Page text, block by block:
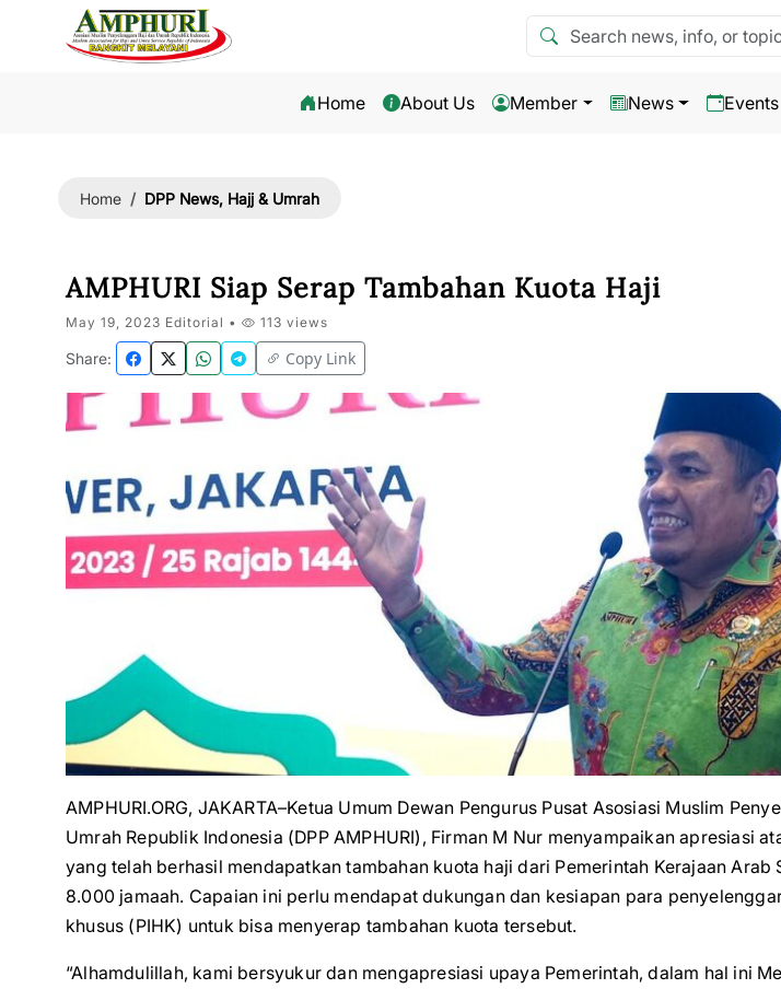
Search news
Home About Us Member News Events
Home DPP News, Hajj & Umrah
AMPHURI Siap Serap Tambahan Kuota Haji
May 19, 2023 Editorial • 113 views
Share: Copy Link
AMPHURI.ORG, JAKARTA–Ketua Umum Dewan Pengurus Pusat Asosiasi Muslim
Umrah Republik Indonesia (DPP AMPHURI), Firman M Nur menyampaikan apresiasi
yang telah berhasil mendapatkan tambahan kuota haji dari Pemerintah Kerajaan Arab
8.000 jamaah. Capaian ini perlu mendapat dukungan dan kesiapan para
khusus (PIHK) untuk bisa menyerap tambahan kuota tersebut.
“Alhamdulillah, kami bersyukur dan mengapresiasi upaya Pemerintah, dalam hal ini